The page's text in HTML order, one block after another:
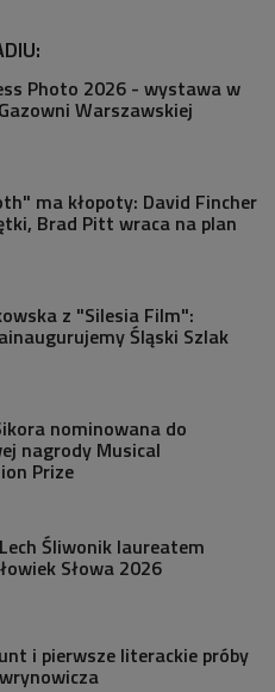
Photo 2026 - wystawa w
Warszawskiej
ma kłopoty: David Fincher
Brad Pitt wraca na plan
z "Silesia Film":
Śląski Szlak
nominowana do
nagrody Musical
Prize
Śliwonik laureatem
Słowa 2026
i pierwsze literackie próby